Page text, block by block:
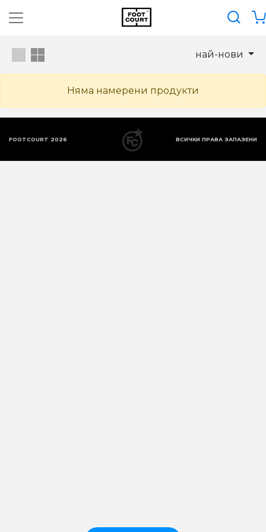
най-нови
Няма намерени продукти
FOOTCOURT 2026 ВСИЧКИ ПРАВА ЗАПАЗЕНИ